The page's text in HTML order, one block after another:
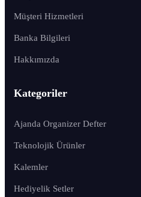
Müşteri Hizmetleri
Banka Bilgileri
Hakkımızda
Kategoriler
Ajanda Organizer Defter
Teknolojik Ürünler
Kalemler
Hediyelik Setler